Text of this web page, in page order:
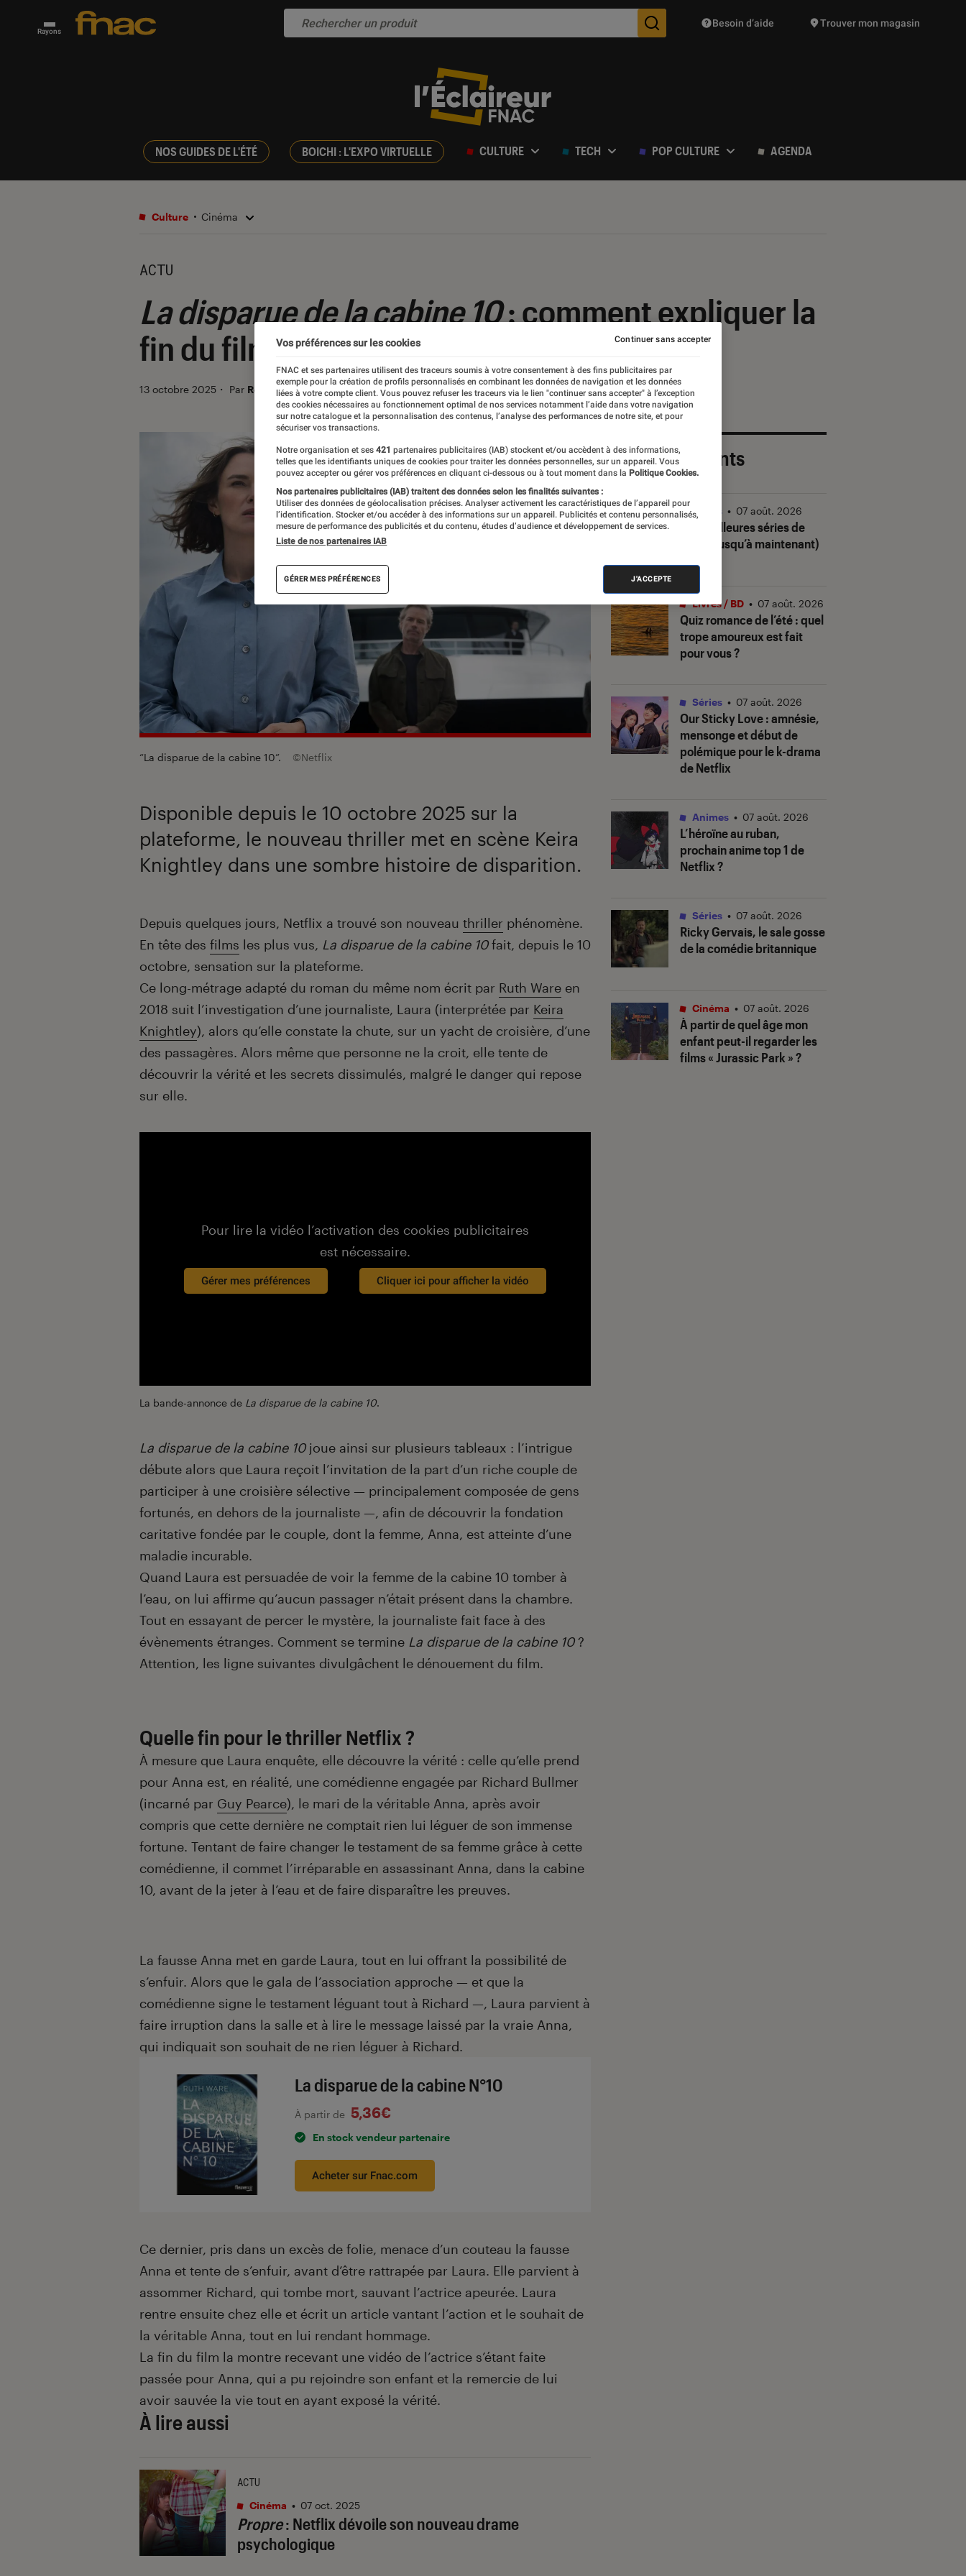
Rayons Des suggestions de produits vont vous être proposées
Besoin d’aide Trouver mon magasin
NOS GUIDES DE L'ÉTÉ BOICHI : L'EXPO VIRTUELLE CULTURE TECH POP CULTURE AGENDA
Culture Cinéma
ACTU
La disparue de la cabine 10: comment expliquer la
fin du film avec Keira Knightley ?
13 octobre 2025 ・ Par Robin Negre
“La disparue de la cabine 10”. ©Netflix
Disponible depuis le 10 octobre 2025 sur la
plateforme, le nouveau thriller met en scène Keira
Knightley dans une sombre histoire de disparition.
Introduction
Depuis quelques jours, Netflix a trouvé son nouveau thriller phénomène.
En tête des films les plus vus, La disparue de la cabine 10fait, depuis le 10
octobre, sensation sur la plateforme.
Ce long-métrage adapté du roman du même nom écrit par Ruth Ware en
2018 suit l’investigation d’une journaliste, Laura (interprétée par Keira
Knightley), alors qu’elle constate la chute, sur un yacht de croisière, d’une
des passagères. Alors même que personne ne la croit, elle tente de
découvrir la vérité et les secrets dissimulés, malgré le danger qui repose
sur elle.
Pour lire la vidéo l’activation des cookies publicitaires
est nécessaire.
Gérer mes préférences Cliquer ici pour afficher la vidéo
La bande-annonce de La disparue de la cabine 10.
La disparue de la cabine 10joue ainsi sur plusieurs tableaux : l’intrigue
débute alors que Laura reçoit l’invitation de la part d’un riche couple de
participer à une croisière sélective — principalement composée de gens
fortunés, en dehors de la journaliste —, afin de découvrir la fondation
caritative fondée par le couple, dont la femme, Anna, est atteinte d’une
maladie incurable.
Quand Laura est persuadée de voir la femme de la cabine 10 tomber à
l’eau, on lui affirme qu’aucun passager n’était présent dans la chambre.
Tout en essayant de percer le mystère, la journaliste fait face à des
évènements étranges. Comment se termine La disparue de la cabine 10?
Attention, les ligne suivantes divulgâchent le dénouement du film.
Quelle fin pour le thriller Netflix ?
À mesure que Laura enquête, elle découvre la vérité : celle qu’elle prend
pour Anna est, en réalité, une comédienne engagée par Richard Bullmer
(incarné par Guy Pearce), le mari de la véritable Anna, après avoir
compris que cette dernière ne comptait rien lui léguer de son immense
fortune. Tentant de faire changer le testament de sa femme grâce à cette
comédienne, il commet l’irréparable en assassinant Anna, dans la cabine
10, avant de la jeter à l’eau et de faire disparaître les preuves.
La fausse Anna met en garde Laura, tout en lui offrant la possibilité de
s’enfuir. Alors que le gala de l’association approche — et que la
comédienne signe le testament léguant tout à Richard —, Laura parvient à
faire irruption dans la salle et à lire le message laissé par la vraie Anna,
qui indiquait son souhait de ne rien léguer à Richard.
La disparue de la cabine N°10
À partir de 5,36€
En stock vendeur partenaire
Acheter sur Fnac.com
Ce dernier, pris dans un excès de folie, menace d’un couteau la fausse
Anna et tente de s’enfuir, avant d’être rattrapée par Laura. Elle parvient à
assommer Richard, qui tombe mort, sauvant l’actrice apeurée. Laura
rentre ensuite chez elle et écrit un article vantant l’action et le souhait de
la véritable Anna, tout en lui rendant hommage.
La fin du film la montre recevant une vidéo de l’actrice s’étant faite
passée pour Anna, qui a pu rejoindre son enfant et la remercie de lui
avoir sauvée la vie tout en ayant exposé la vérité.
À lire aussi
Propre: Netflix dévoile son nouveau drame
psychologique
ACTU
Cinéma • 07 oct. 2025
Les plus récents
Les meilleures séries de
2026 (jusqu’à maintenant)
Séries • 07 août. 2026
Quiz romance de l’été : quel
trope amoureux est fait
pour vous ?
Livres / BD • 07 août. 2026
Our Sticky Love: amnésie,
mensonge et début de
polémique pour le k-drama
de Netflix
Séries • 07 août. 2026
L’héroïne au ruban,
prochain anime top 1 de
Netflix ?
Animes • 07 août. 2026
Ricky Gervais, le sale gosse
de la comédie britannique
Séries • 07 août. 2026
À partir de quel âge mon
enfant peut-il regarder les
films « Jurassic Park » ?
Cinéma • 07 août. 2026
Vos préférences sur les cookies
FNAC et ses partenaires utilisent des traceurs soumis à votre consentement à des fins publicitaires par
exemple pour la création de profils personnalisés en combinant les données de navigation et les données
liées à votre compte client. Vous pouvez refuser les traceurs via le lien "continuer sans accepter" à l’exception
des cookies nécessaires au fonctionnement optimal de nos services notamment l’aide dans votre navigation
sur notre catalogue et la personnalisation des contenus, l’analyse des performances de notre site, et pour
sécuriser vos transactions.
Notre organisation et ses 421 partenaires publicitaires (IAB) stockent et/ou accèdent à des informations,
telles que les identifiants uniques de cookies pour traiter les données personnelles, sur un appareil. Vous
pouvez accepter ou gérer vos préférences en cliquant ci-dessous ou à tout moment dans la Politique Cookies.
Nos partenaires publicitaires (IAB) traitent des données selon les finalités suivantes :
Utiliser des données de géolocalisation précises. Analyser activement les caractéristiques de l’appareil pour
l’identification. Stocker et/ou accéder à des informations sur un appareil. Publicités et contenu personnalisés,
mesure de performance des publicités et du contenu, études d’audience et développement de services.
Liste de nos partenaires IAB
GÉRER MES PRÉFÉRENCES J'ACCEPTE
Continuer sans accepter